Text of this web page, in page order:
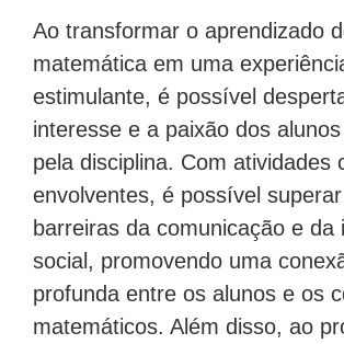
Ao transformar o aprendizado
matemática em uma
estimulante, é possível
interesse e a paixão dos
pela disciplina. Com atividades
envolventes, é possível
barreiras da comunicação e da
social, promovendo uma
profunda entre os alunos e os
matemáticos. Além disso, ao